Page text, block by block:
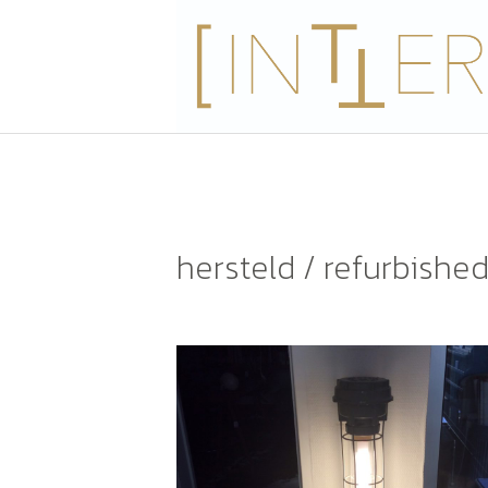
hersteld / refurbished